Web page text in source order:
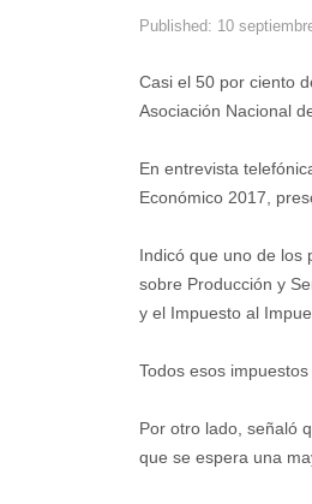
Published: 10
Casi el 50 por ciento
Asociación Nacional
En entrevista
Económico 2017,
Indicó que uno de los
sobre Producción y
y el Impuesto al
Todos esos
Por otro lado, señaló
que se espera una